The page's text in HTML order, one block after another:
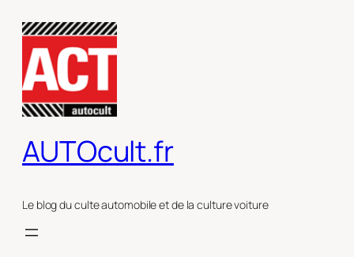
contenu
AUTOcult.fr
Le blog du culte automobile et de la culture voiture